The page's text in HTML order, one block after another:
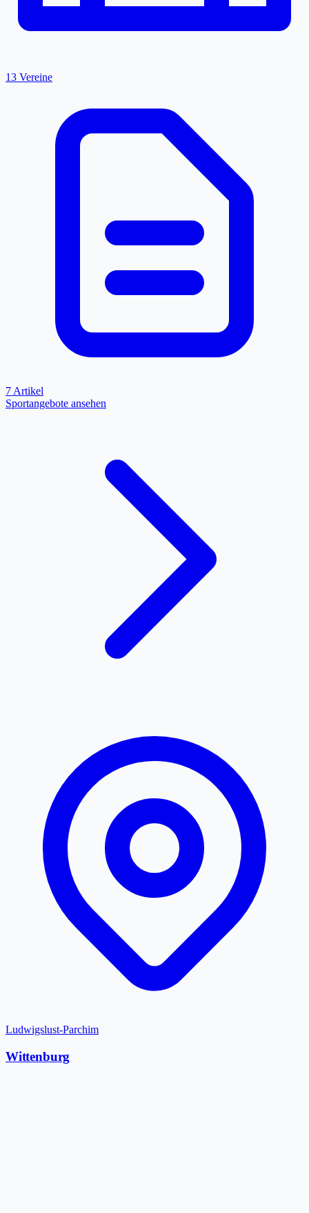
13 Vereine
7 Artikel
Sportangebote ansehen
Ludwigslust-Parchim
Wittenburg